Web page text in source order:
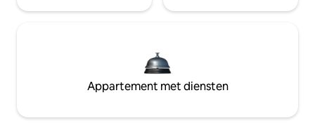
Appartement met diensten